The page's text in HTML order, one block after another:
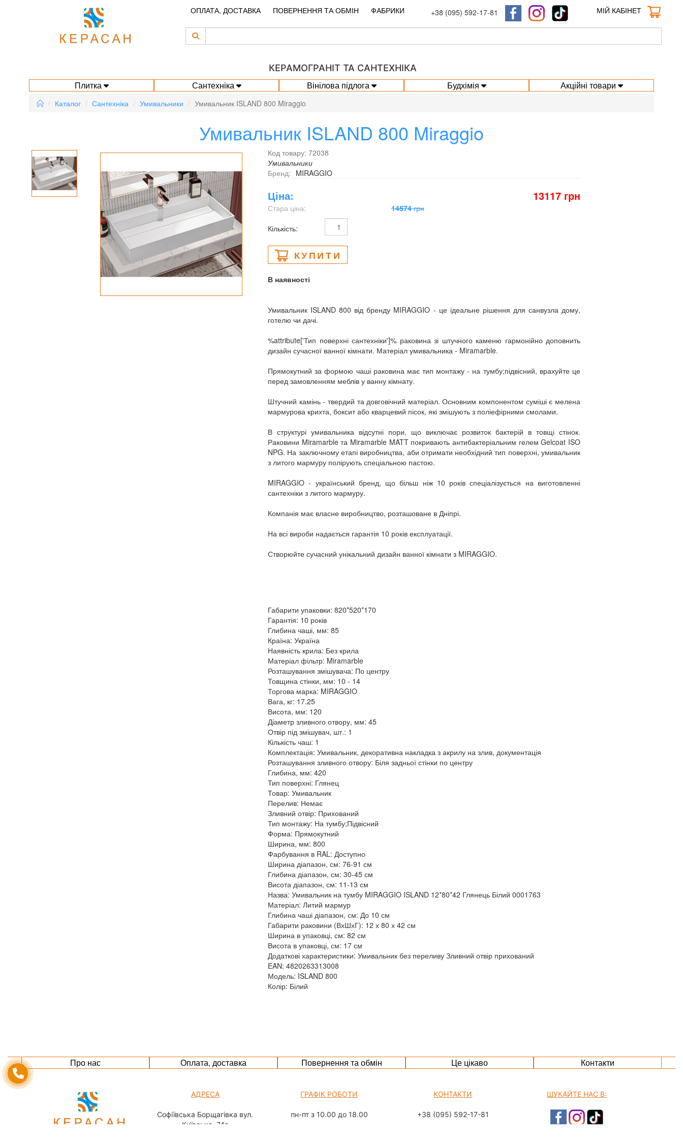
ОПЛАТА, ДОСТАВКА ПОВЕРНЕННЯ ТА ОБМІН ФАБРИКИ +38 (095) 592-17-81 МІЙ КАБІНЕТ
КЕРАМОГРАНІТ ТА САНТЕХНІКА
Плитка Сантехніка Вінілова підлога Будхімія Акційні товари
Каталог Сантехніка Умивальники Умивальник ISLAND 800 Miraggio
Умивальник ISLAND 800 Miraggio
Код товару: 72038
Умивальники
Бренд: MIRAGGIO
Ціна: 13117 грн
Стара ціна: 14574грн
Кількість:
КУПИТИ
В наявності
Умивальник ISLAND 800 від бренду MIRAGGIO - це ідеальне рішення для санвузла дому,
готелю чи дачі.
%attribute['Тип поверхні сантехніки']% раковина зі штучного каменю гармонійно доповнить
дизайн сучасної ванної кімнати. Матеріал умивальника - Miramarble.
Прямокутний за формою чаші раковина має тип монтажу - на тумбу;підвісний, врахуйте це
перед замовленням меблів у ванну кімнату.
Штучний камінь - твердий та довговічний матеріал. Основним компонентом суміші є мелена
мармурова крихта, боксит або кварцевий пісок, які змішують з поліефірними смолами.
В структурі умивальника відсутні пори, що виключає розвиток бактерій в товщі стінок.
Раковини Miramarble та Miramarble MATT покривають антибактеріальним гелем Gelcoat ISO
NPG. На заключному етапі виробництва, аби отримати необхідний тип поверхні, умивальник
з литого мармуру полірують спеціальною пастою.
MIRAGGIO - український бренд, що більш ніж 10 років спеціалізується на виготовленні
сантехніки з литого мармуру.
Компанія має власне виробництво, розташоване в Дніпрі.
На всі вироби надається гарантія 10 років експлуатації.
Створюйте сучасний унікальний дизайн ванної кімнати з MIRAGGIO.
Габарити упаковки: 820*520*170
Гарантія: 10 років
Глибина чаші, мм: 85
Країна: Україна
Наявність крила: Без крила
Матеріал фільтр: Miramarble
Розташування змішувача: По центру
Товщина стінки, мм: 10 - 14
Торгова марка: MIRAGGIO
Вага, кг: 17.25
Висота, мм: 120
Діаметр зливного отвору, мм: 45
Отвір під змішувач, шт.: 1
Кількість чаш: 1
Комплектація: Умивальник, декоративна накладка з акрилу на злив, документація
Розташування зливного отвору: Біля задньої стінки по центру
Глибина, мм: 420
Тип поверхні: Глянец
Товар: Умивальник
Перелив: Немає
Зливний отвір: Прихований
Тип монтажу: На тумбу;Підвісний
Форма: Прямокутний
Ширина, мм: 800
Фарбування в RAL: Доступно
Ширина діапазон, см: 76-91 см
Глибина діапазон, см: 30-45 см
Висота діапазон, см: 11-13 см
Назва: Умивальник на тумбу MIRAGGIO ISLAND 12*80*42 Глянець Білий 0001763
Матеріал: Литий мармур
Глибина чаші діапазон, см: До 10 см
Габарити раковини (ВхШхГ): 12 х 80 х 42 см
Ширина в упаковці, см: 82 см
Висота в упаковці, см: 17 см
Додаткові характеристики: Умивальник без переливу Зливний отвір прихований
EAN: 4820263313008
Модель: ISLAND 800
Колір: Білий
Про нас Оплата, доставка Повернення та обмін Це цікаво Контакти
АДРЕСА
Софіївська Борщагівка вул.
Київська, 74а
ГРАФІК РОБОТИ
пн-пт з 10.00 до 18.00
КОНТАКТИ
+38 (095) 592-17-81
ШУКАЙТЕ НАС В: